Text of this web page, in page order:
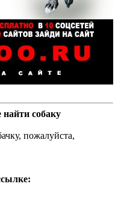
собаку
пожалуйста,